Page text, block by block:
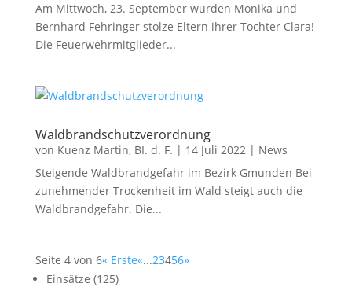
Am Mittwoch, 23. September wurden Monika und
Bernhard Fehringer stolze Eltern ihrer Tochter Clara!
Die Feuerwehrmitglieder...
Waldbrandschutzverordnung
von Kuenz Martin, BI. d. F. | 14 Juli 2022| News
Steigende Waldbrandgefahr im Bezirk Gmunden Bei
zunehmender Trockenheit im Wald steigt auch die
Waldbrandgefahr. Die...
Seite 4 von 6« Erste«...23456»
Einsätze (125)